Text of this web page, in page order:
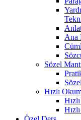
Ana
Sözel
Hızlı